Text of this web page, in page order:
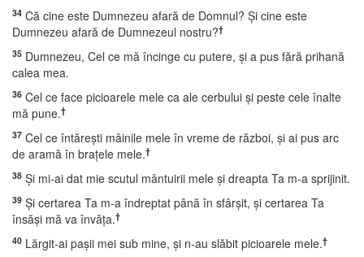
34 Că cine este Dumnezeu afară de Domnul? Şi cine este
Dumnezeu afară de Dumnezeul nostru?†
35 Dumnezeu, Cel ce mă încinge cu putere, şi a pus fără prihană
calea mea.
36 Cel ce face picioarele mele ca ale cerbului şi peste cele înalte
mă pune.†
37 Cel ce întăreşti mâinile mele în vreme de război, şi ai pus arc
de aramă în braţele mele.†
38 Şi mi-ai dat mie scutul mântuirii mele şi dreapta Ta m-a sprijinit.
39 Şi certarea Ta m-a îndreptat până în sfârşit, şi certarea Ta
însăşi mă va învăţa.†
40 Lărgit-ai paşii mei sub mine, şi n-au slăbit picioarele mele.†